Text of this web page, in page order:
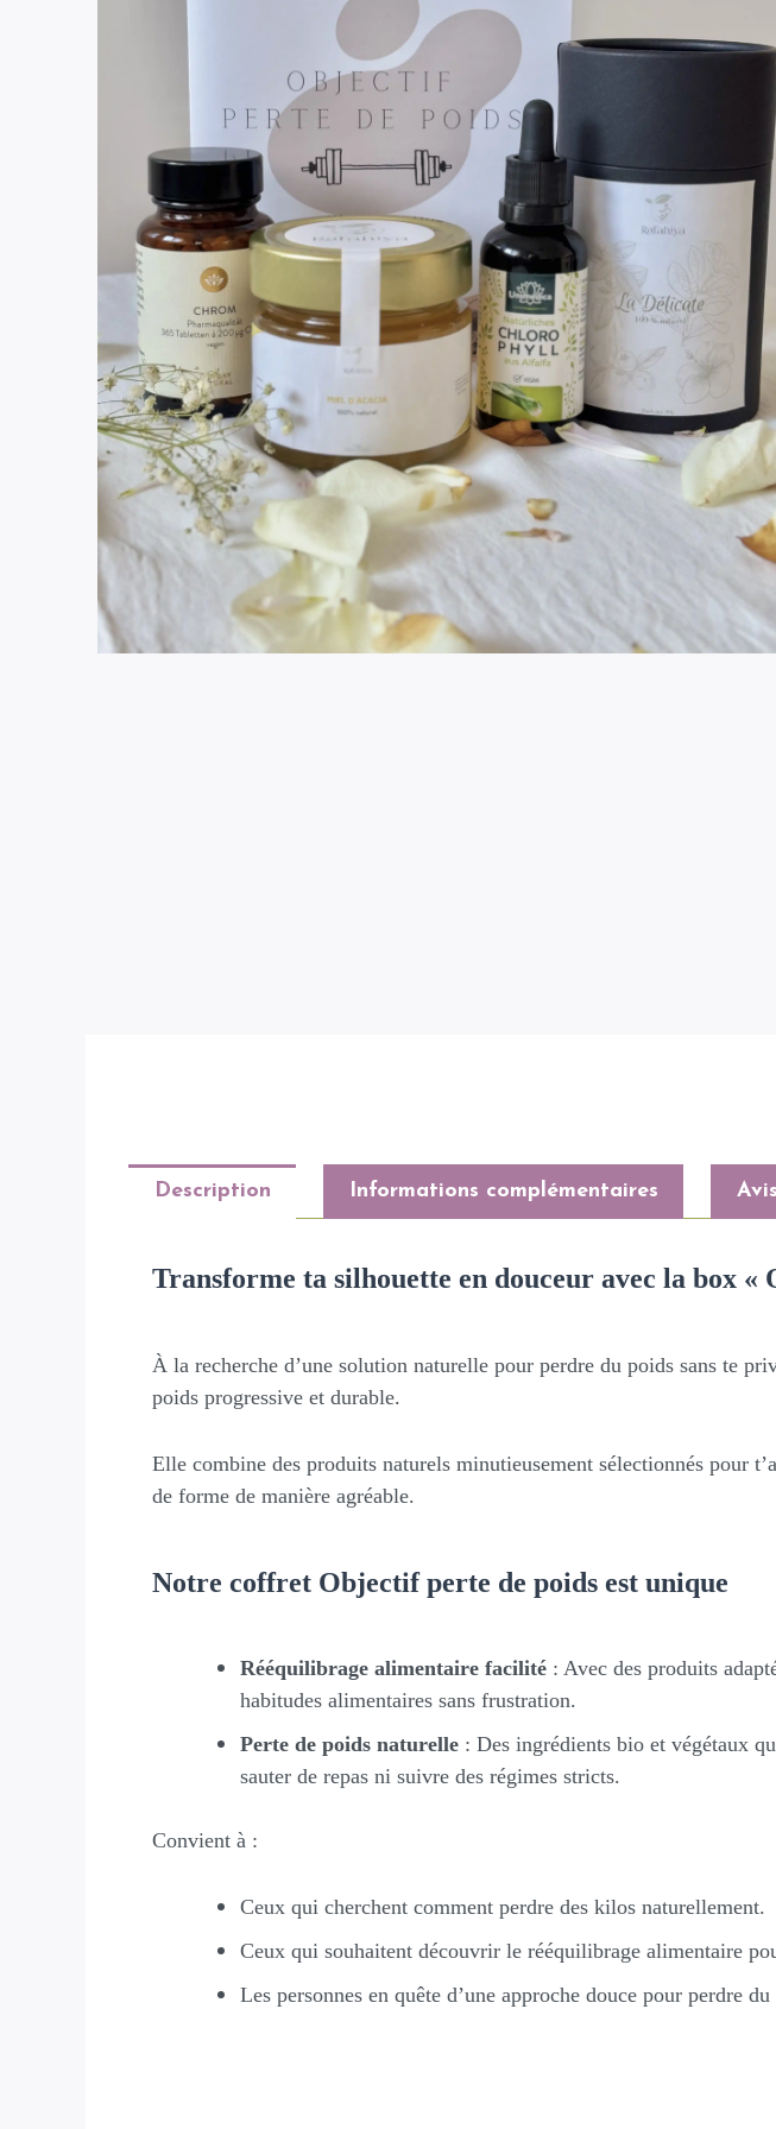
Description Informations complémentaires
Transforme ta silhouette en douceur avec la box «
À la recherche d’une solution naturelle pour perdre du poids sans te
poids progressive et durable.
Elle combine des produits naturels minutieusement sélectionnés pour
de forme de manière agréable.
Notre coffret Objectif perte de poids est unique
Rééquilibrage alimentaire facilité : Avec des produits
habitudes alimentaires sans frustration.
Perte de poids naturelle : Des ingrédients bio et végétaux
sauter de repas ni suivre des régimes stricts.
Convient à :
Ceux qui cherchent comment perdre des kilos naturellement.
Ceux qui souhaitent découvrir le rééquilibrage alimentaire
Les personnes en quête d’une approche douce pour perdre